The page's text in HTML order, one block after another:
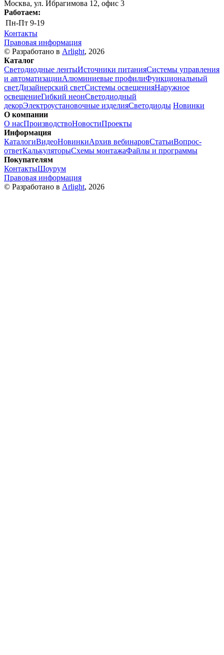
Москва, ул. Ибрагимова 12, офис 3
Работаем:
Пн-Пт 9-19
Контакты
Правовая информация
© Разработано в Arlight, 2026
Каталог
Светодиодные лентыИсточники питанияСистемы управления
и автоматизацииАлюминиевые профилиФункциональный
светДизайнерский светСистемы освещенияНаружное
освещениеГибкий неонСветодиодный
декорЭлектроустановочные изделияСветодиоды Новинки
О компании
О насПроизводствоНовостиПроекты
Информация
КаталогиВидеоНовинкиАрхив вебинаровСтатьиВопрос-
ответКалькуляторыСхемы монтажаФайлы и программы
Покупателям
КонтактыШоурум
Правовая информация
© Разработано в Arlight, 2026